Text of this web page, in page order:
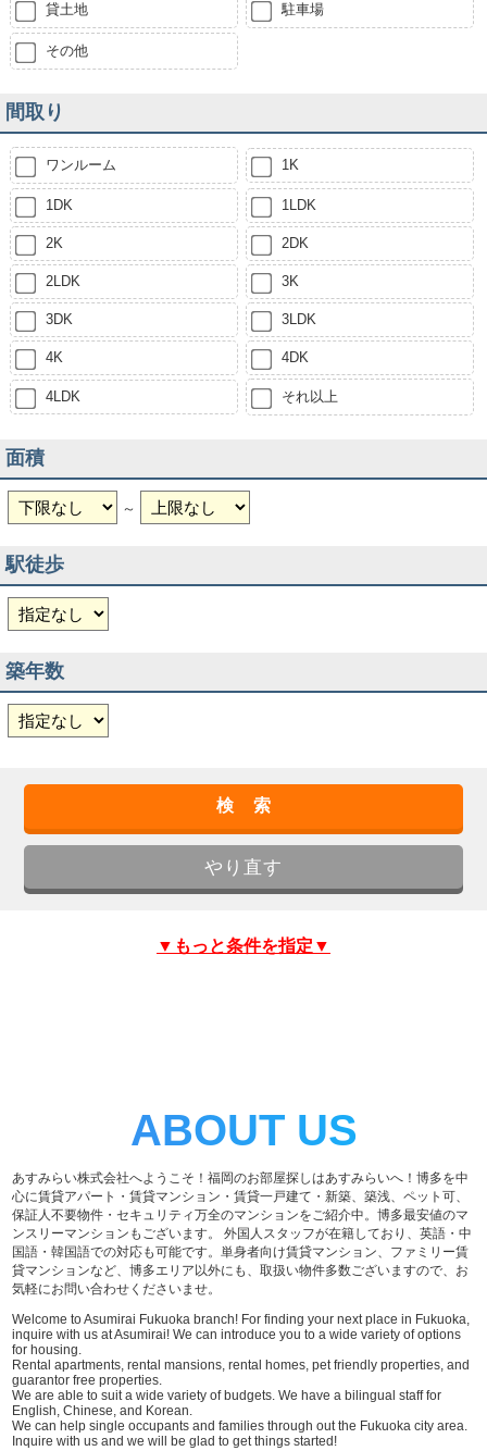
貸土地 駐車場
その他
間取り
ワンルーム 1K
1DK 1LDK
2K 2DK
2LDK 3K
3DK 3LDK
4K 4DK
4LDK それ以上
面積
～
駅徒歩
築年数
▼もっと条件を指定▼
ABOUT US
あすみらい株式会社へようこそ！福岡のお部屋探しはあすみらいへ！博多を中
心に賃貸アパート・賃貸マンション・賃貸一戸建て・新築、築浅、ペット可、
保証人不要物件・セキュリティ万全のマンションをご紹介中。博多最安値のマ
ンスリーマンションもございます。 外国人スタッフが在籍しており、英語・中
国語・韓国語での対応も可能です。単身者向け賃貸マンション、ファミリー賃
貸マンションなど、博多エリア以外にも、取扱い物件多数ございますので、お
気軽にお問い合わせくださいませ。
Welcome to Asumirai Fukuoka branch! For finding your next place in Fukuoka,
inquire with us at Asumirai! We can introduce you to a wide variety of options
for housing.
Rental apartments, rental mansions, rental homes, pet friendly properties, and
guarantor free properties.
We are able to suit a wide variety of budgets. We have a bilingual staff for
English, Chinese, and Korean.
We can help single occupants and families through out the Fukuoka city area.
Inquire with us and we will be glad to get things started!